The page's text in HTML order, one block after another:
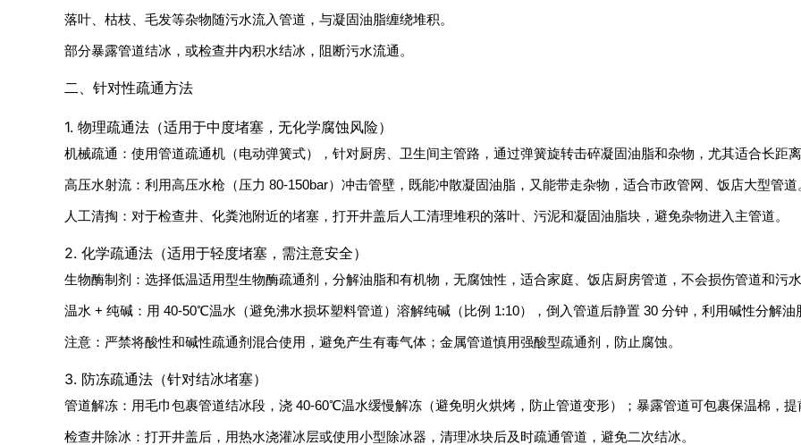
落叶、枯枝、毛发等杂物随污水流入管道，与凝固油脂缠绕堆积。
部分暴露管道结冰，或检查井内积水结冰，阻断污水流通。
二、针对性疏通方法
1. 物理疏通法（适用于中度堵塞，无化学腐蚀风险）
机械疏通：使用管道疏通机（电动弹簧式），针对厨房、卫生间主管路，通过弹簧旋转击碎凝固油脂和杂物，尤其适合长距
高压水射流：利用高压水枪（压力 80-150bar）冲击管壁，既能冲散凝固油脂，又能带走杂物，适合市政管网、饭店大型管道
人工清掏：对于检查井、化粪池附近的堵塞，打开井盖后人工清理堆积的落叶、污泥和凝固油脂块，避免杂物进入主管道。
2. 化学疏通法（适用于轻度堵塞，需注意安全）
生物酶制剂：选择低温适用型生物酶疏通剂，分解油脂和有机物，无腐蚀性，适合家庭、饭店厨房管道，不会损伤管道和污
温水 + 纯碱：用 40-50℃温水（避免沸水损坏塑料管道）溶解纯碱（比例 1:10），倒入管道后静置 30 分钟，利用碱性分解
注意：严禁将酸性和碱性疏通剂混合使用，避免产生有毒气体；金属管道慎用强酸型疏通剂，防止腐蚀。
3. 防冻疏通法（针对结冰堵塞）
管道解冻：用毛巾包裹管道结冰段，浇 40-60℃温水缓慢解冻（避免明火烘烤，防止管道变形）；暴露管道可包裹保温棉，
检查井除冰：打开井盖后，用热水浇灌冰层或使用小型除冰器，清理冰块后及时疏通管道，避免二次结冰。